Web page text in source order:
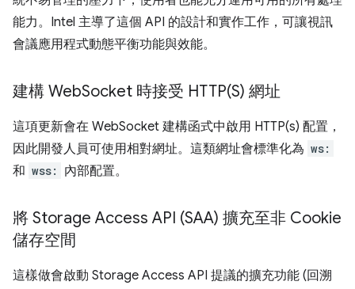
能力。Intel 主導了這個 API 的設計和實作工作，可讓視訊
會議應用程式動態平衡功能與效能。
建構 WebSocket 時接受 HTTP(S) 網址
這項更新會在 WebSocket 建構函式中啟用 HTTP(s) 配置，
因此開發人員可使用相對網址。這類網址會標準化為 ws:
和 wss: 內部配置。
將 Storage Access API (SAA) 擴充至非 Cookie
儲存空間
這樣做會啟動 Storage Access API 提議的擴充功能 (回溯